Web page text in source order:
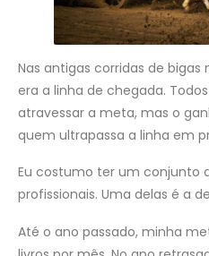
Nas antigas corridas de
era a linha de chegada.
atravessar a meta, mas o
quem ultrapassa a linha em
Eu costumo ter um conjunto
profissionais. Uma delas é a
Até o ano passado, minha